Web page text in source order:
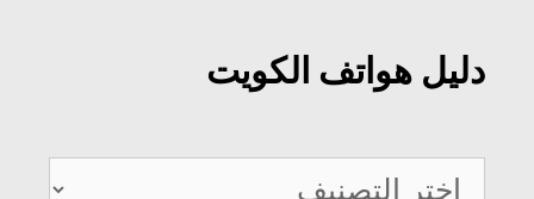
دليل هواتف الكويت
دليل